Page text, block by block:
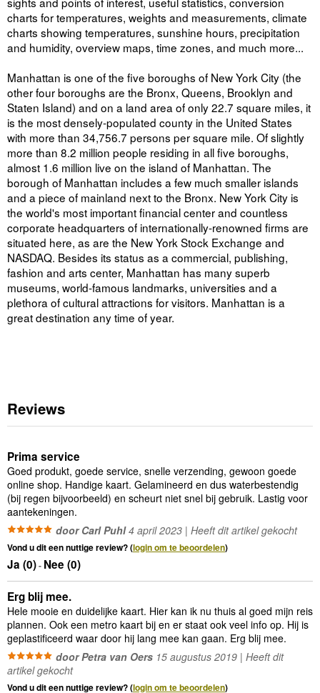
charts for temperatures, weights and measurements, climate
charts showing temperatures, sunshine hours, precipitation
and humidity, overview maps, time zones, and much more...
Manhattan is one of the five boroughs of New York City (the
other four boroughs are the Bronx, Queens, Brooklyn and
Staten Island) and on a land area of only 22.7 square miles, it
is the most densely-populated county in the United States
with more than 34,756.7 persons per square mile. Of slightly
more than 8.2 million people residing in all five boroughs,
almost 1.6 million live on the island of Manhattan. The
borough of Manhattan includes a few much smaller islands
and a piece of mainland next to the Bronx. New York City is
the world's most important financial center and countless
corporate headquarters of internationally-renowned firms are
situated here, as are the New York Stock Exchange and
NASDAQ. Besides its status as a commercial, publishing,
fashion and arts center, Manhattan has many superb
museums, world-famous landmarks, universities and a
plethora of cultural attractions for visitors. Manhattan is a
great destination any time of year.
Reviews
Prima service
Goed produkt, goede service, snelle verzending, gewoon goede
online shop. Handige kaart. Gelamineerd en dus waterbestendig
(bij regen bijvoorbeeld) en scheurt niet snel bij gebruik. Lastig voor
aantekeningen.
door Carl Puhl4 april 2023 | Heeft dit artikel gekocht
Vond u dit een nuttige review? (login om te beoordelen)
Ja (0)- Nee (0)
Erg blij mee.
Hele mooie en duidelijke kaart. Hier kan ik nu thuis al goed mijn reis
plannen. Ook een metro kaart bij en er staat ook veel info op. Hij is
geplastificeerd waar door hij lang mee kan gaan. Erg blij mee.
door Petra van Oers 15 augustus 2019 | Heeft dit
artikel gekocht
Vond u dit een nuttige review? (login om te beoordelen)